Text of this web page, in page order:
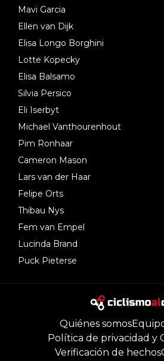
Mavi Garcia
Ellen van Dijk
Elisa Longo Borghini
Lotte Kopecky
Elisa Balsamo
Silvia Persico
Eli Iserbyt
Michael Vanthourenhout
Pim Ronhaar
Cameron Mason
Lars van der Haar
Felipe Orts
Thibau Nys
Fem van Empel
Lucinda Brand
Puck Pieterse
Quiénes somos
Política de privacidad y
Verificación de hechos